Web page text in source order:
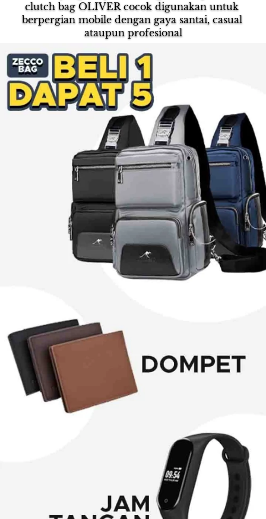
clutch bag OLIVER cocok digunakan untuk
berpergian mobile dengan gaya santai, casual
ataupun profesional